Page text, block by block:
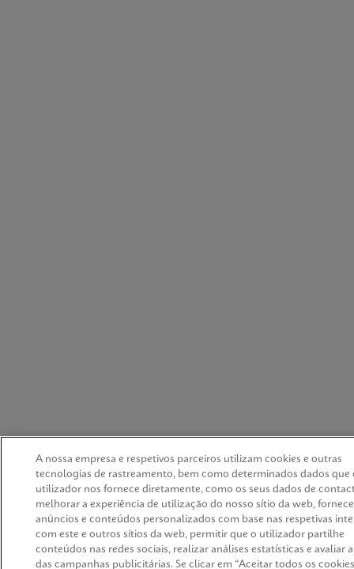
A nossa empresa e respetivos parceiros utilizam cookies e outras
tecnologias de rastreamento, bem como determinados dados que
utilizador nos fornece diretamente, como os seus dados de
melhorar a experiência de utilização do nosso sítio da web,
anúncios e conteúdos personalizados com base nas respetivas
com este e outros sítios da web, permitir que o utilizador partilhe
conteúdos nas redes sociais, realizar análises estatísticas e avaliar
das campanhas publicitárias. Se clicar em “Aceitar todos os